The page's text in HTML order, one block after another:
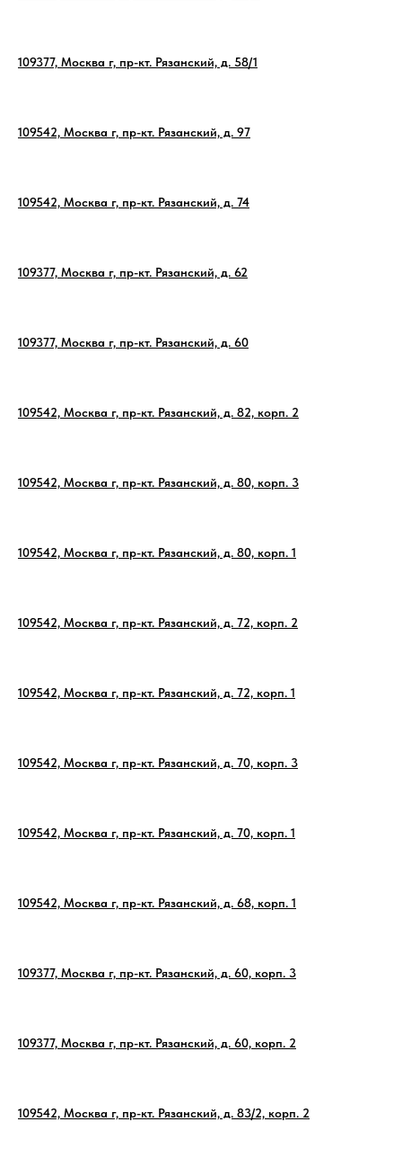
109377, Москва г, пр-кт. Рязанский, д. 58/1
109542, Москва г, пр-кт. Рязанский, д. 97
109542, Москва г, пр-кт. Рязанский, д. 74
109377, Москва г, пр-кт. Рязанский, д. 62
109377, Москва г, пр-кт. Рязанский, д. 60
109542, Москва г, пр-кт. Рязанский, д. 82, корп. 2
109542, Москва г, пр-кт. Рязанский, д. 80, корп. 3
109542, Москва г, пр-кт. Рязанский, д. 80, корп. 1
109542, Москва г, пр-кт. Рязанский, д. 72, корп. 2
109542, Москва г, пр-кт. Рязанский, д. 72, корп. 1
109542, Москва г, пр-кт. Рязанский, д. 70, корп. 3
109542, Москва г, пр-кт. Рязанский, д. 70, корп. 1
109542, Москва г, пр-кт. Рязанский, д. 68, корп. 1
109377, Москва г, пр-кт. Рязанский, д. 60, корп. 3
109377, Москва г, пр-кт. Рязанский, д. 60, корп. 2
109542, Москва г, пр-кт. Рязанский, д. 83/2, корп. 2